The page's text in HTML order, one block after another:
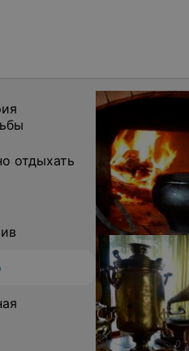
отдыхать